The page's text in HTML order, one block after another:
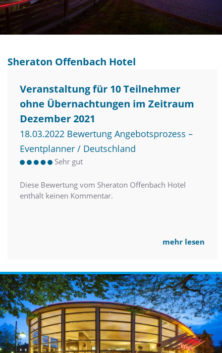
Sheraton Offenbach Hotel
Veranstaltung für 10 Teilnehmer
ohne Übernachtungen im Zeitraum
Dezember 2021
18.03.2022 Bewertung Angebotsprozess –
Eventplanner / Deutschland
Sehr gut
Diese Bewertung vom Sheraton Offenbach Hotel
enthält keinen Kommentar.
mehr lesen